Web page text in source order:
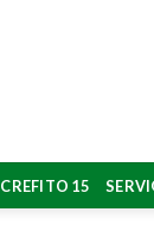
CREFITO 15